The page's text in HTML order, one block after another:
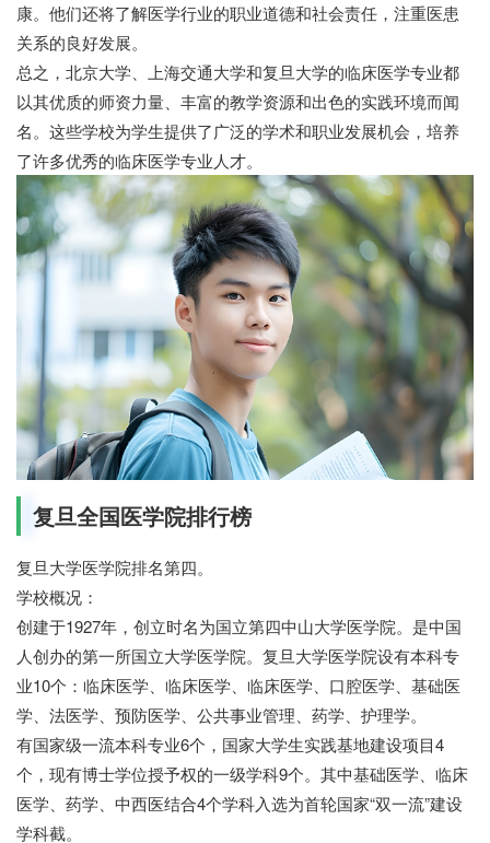
康。他们还将了解医学行业的职业道德和社会责任，注重医患
关系的良好发展。
总之，北京大学、上海交通大学和复旦大学的临床医学专业都
以其优质的师资力量、丰富的教学资源和出色的实践环境而闻
名。这些学校为学生提供了广泛的学术和职业发展机会，培养
了许多优秀的临床医学专业人才。
复旦全国医学院排行榜
复旦大学医学院排名第四。
学校概况：
创建于1927年，创立时名为国立第四中山大学医学院。是中国
人创办的第一所国立大学医学院。复旦大学医学院设有本科专
业10个：临床医学、临床医学、临床医学、口腔医学、基础医
学、法医学、预防医学、公共事业管理、药学、护理学。
有国家级一流本科专业6个，国家大学生实践基地建设项目4
个，现有博士学位授予权的一级学科9个。其中基础医学、临床
医学、药学、中西医结合4个学科入选为首轮国家“双一流”建设
学科截。